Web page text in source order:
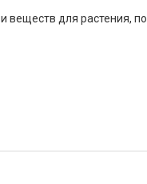
для растения,